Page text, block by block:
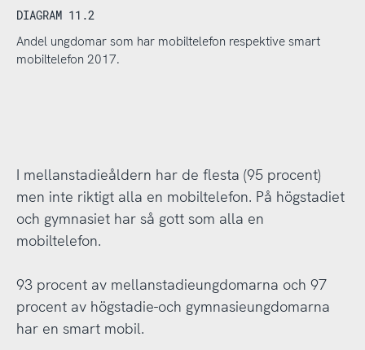
DIAGRAM 11.2
Andel ungdomar som har mobiltelefon respektive smart
mobiltelefon 2017.
I mellanstadieåldern har de flesta (95 procent)
men inte riktigt alla en mobiltelefon. På högstadiet
och gymnasiet har så gott som alla en
mobiltelefon.
93 procent av mellanstadieungdomarna och 97
procent av högstadie-och gymnasieungdomarna
har en smart mobil.